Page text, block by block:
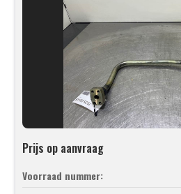
Prijs op aanvraag
Voorraad nummer: